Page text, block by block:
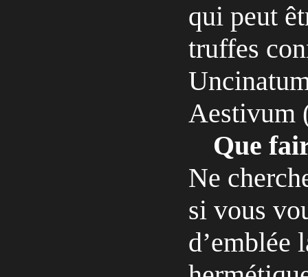
qui peut
truffes
Aestivum
Que
Ne
si vous
d’emblée